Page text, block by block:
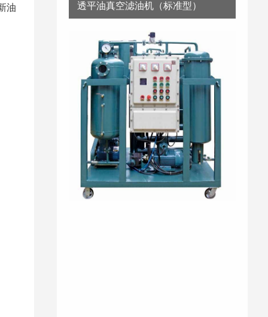
油 透平油真空滤油机（标准型）